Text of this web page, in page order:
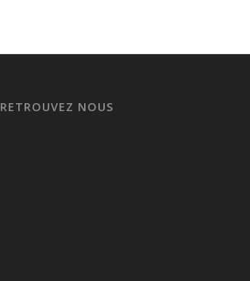
RETROUVEZ NOUS